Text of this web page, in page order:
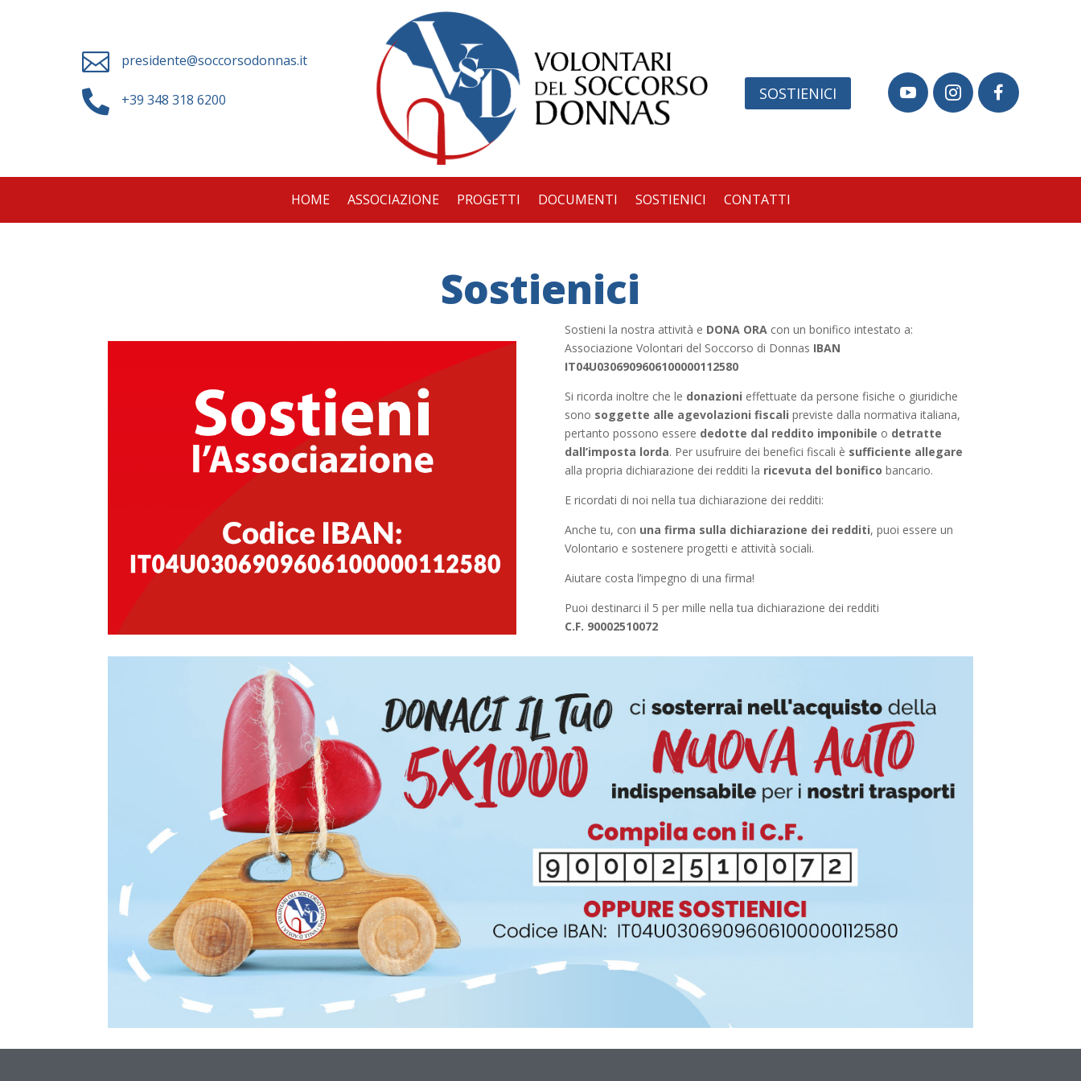
 presidente@soccorsodonnas.it
 +39 348 318 6200 SOSTIENICI   
HOME ASSOCIAZIONE PROGETTI DOCUMENTI SOSTIENICI CONTATTI
Sostienici
Sostieni la nostra attività e DONA ORA con un bonifico intestato a:
Associazione Volontari del Soccorso di Donnas IBAN
IT04U0306909606100000112580
Si ricorda inoltre che le donazioni effettuate da persone fisiche o giuridiche
sono soggette alle agevolazioni fiscali previste dalla normativa italiana,
pertanto possono essere dedotte dal reddito imponibile o detratte
dall’imposta lorda. Per usufruire dei benefici fiscali è sufficiente allegare
alla propria dichiarazione dei redditi la ricevuta del bonifico bancario.
E ricordati di noi nella tua dichiarazione dei redditi:
Anche tu, con una firma sulla dichiarazione dei redditi, puoi essere un
Volontario e sostenere progetti e attività sociali.
Aiutare costa l’impegno di una firma!
Puoi destinarci il 5 per mille nella tua dichiarazione dei redditi
C.F. 90002510072